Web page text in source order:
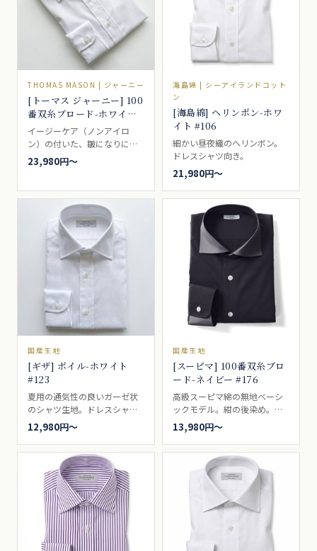
THOMAS MASON | ジャーニー
[トーマス ジャーニー] 100
番双糸ブロード-ホワイト
#5536
イージーケア（ノンアイロ
ン）の付いた、皺になりにく
い張りのあるパリッとした印
象の白シャツ生地、ビジネス
ンブロードです。ブロードと
も、ポプリンとも呼ばれるい
わゆる、普通の白無地。一枚
は持っていたい、シャツの基
本です。ドレスシャツ向き。
23,980円〜
海島綿 | シーアイランドコット
ン
[海島綿] ヘリンボン-ホワ
イト #106
細かい昼夜織のヘリンボン。
ドレスシャツ向き。
21,980円〜
国産生地
[ギザ] ボイル-ホワイト
#123
夏用の通気性の良いガーゼ状
のシャツ生地。ドレスシャツ
向き。
12,980円〜
国産生地
[スーピマ] 100番双糸ブロ
ード-ネイビー #176
高級スーピマ綿の無地ベーシ
ックモデル。紺の後染め。ブ
ロードとも、ポプリンとも呼
ばれるいわゆる、普通の白無
地。一枚は持っていたい、シ
ャツの基本です。ドレスシャ
ツ向き。
13,980円〜